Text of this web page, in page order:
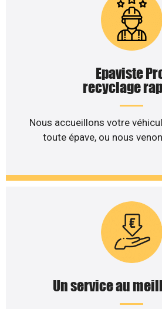
Epaviste
recyclage
Nous accueillons votre
toute épave, ou nous
Un service au